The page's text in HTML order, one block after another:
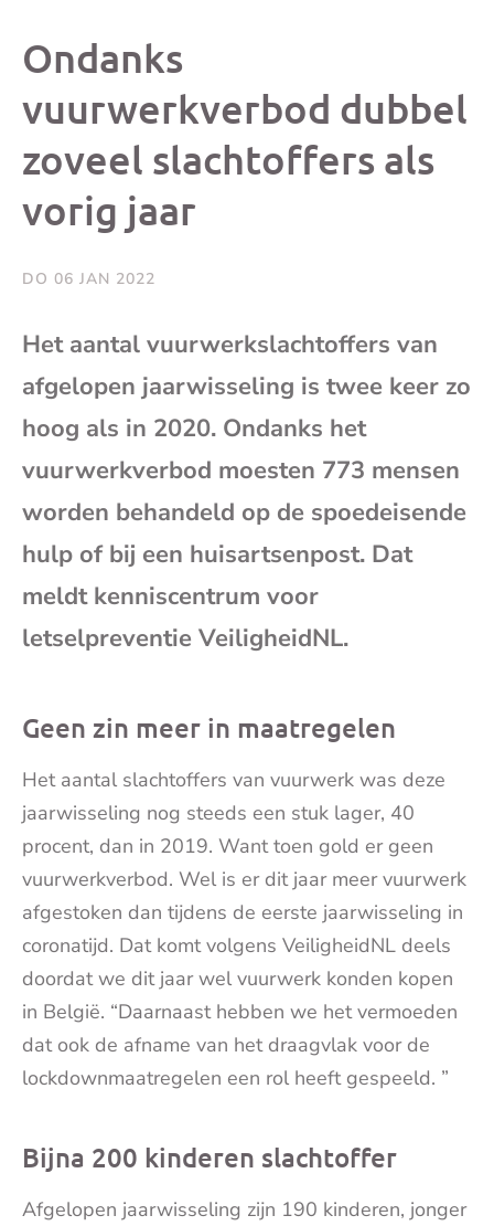
bericht
op
bericht
op
bericht
op
je
Ondanks
vuurwerkverbod dubbel
zoveel slachtoffers als
vorig jaar
DO 06 JAN 2022
Het aantal vuurwerkslachtoffers van
afgelopen jaarwisseling is twee keer zo
hoog als in 2020. Ondanks het
vuurwerkverbod moesten 773 mensen
worden behandeld op de spoedeisende
hulp of bij een huisartsenpost. Dat
meldt kenniscentrum voor
letselpreventie VeiligheidNL.
Geen zin meer in maatregelen
Het aantal slachtoffers van vuurwerk was deze
jaarwisseling nog steeds een stuk lager, 40
procent, dan in 2019. Want toen gold er geen
vuurwerkverbod. Wel is er dit jaar meer vuurwerk
afgestoken dan tijdens de eerste jaarwisseling in
coronatijd. Dat komt volgens VeiligheidNL deels
doordat we dit jaar wel vuurwerk konden kopen
in België. “Daarnaast hebben we het vermoeden
dat ook de afname van het draagvlak voor de
lockdownmaatregelen een rol heeft gespeeld. ”
Bijna 200 kinderen slachtoffer
Afgelopen jaarwisseling zijn 190 kinderen, jonger